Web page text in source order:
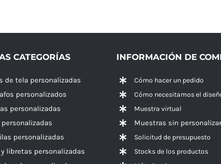
CATEGORÍAS
de tela personalizadas
personalizados
personalizadas
personalizadas
personalizadas
libretas personalizadas
INFORMACIÓN DE
Cómo hacer un pedido
Cómo necesitamos el
Muestra virtual
Muestras sin
Solicitud de presupuesto
Stocks de los productos